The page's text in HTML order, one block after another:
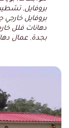
بروفايل,
بروفايل خارجي
دهانات فلل
بجدة, عمال